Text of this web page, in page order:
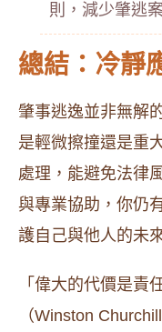
則，減少肇逃
總結：冷靜
肇事逃逸並非無解
是輕微擦撞還是重
處理，能避免法律
與專業協助，你仍
護自己與他人的未
「偉大的代價是
（Winston Churchill